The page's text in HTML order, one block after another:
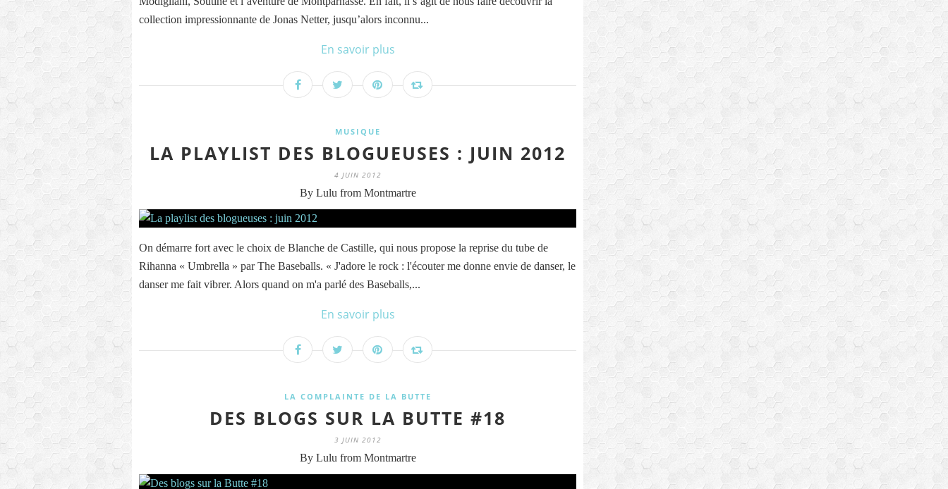
collection impressionnante de Jonas Netter, jusqu’alors inconnu...
En savoir plus
MUSIQUE
LA PLAYLIST DES BLOGUEUSES : JUIN 2012
4 JUIN 2012
By Lulu from Montmartre
On démarre fort avec le choix de Blanche de Castille, qui nous propose la reprise du tube de
Rihanna « Umbrella » par The Baseballs. « J'adore le rock : l'écouter me donne envie de danser, le
danser me fait vibrer. Alors quand on m'a parlé des Baseballs,...
En savoir plus
LA COMPLAINTE DE LA BUTTE
DES BLOGS SUR LA BUTTE #18
3 JUIN 2012
By Lulu from Montmartre